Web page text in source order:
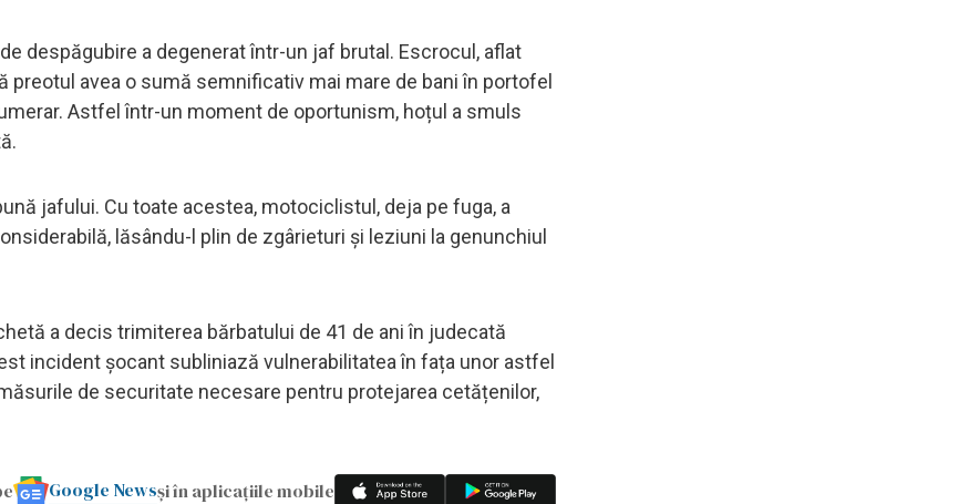
despăgubire a degenerat într-un jaf brutal. Escrocul, aflat
preotul avea o sumă semnificativ mai mare de bani în portofel
Astfel într-un moment de oportunism, hoțul a smuls
jafului. Cu toate acestea, motociclistul, deja pe fuga, a
lăsându-l plin de zgârieturi și leziuni la genunchiul
a decis trimiterea bărbatului de 41 de ani în judecată
incident șocant subliniază vulnerabilitatea în fața unor astfel
de securitate necesare pentru protejarea cetățenilor,
Google Newsși în aplicațiile mobile